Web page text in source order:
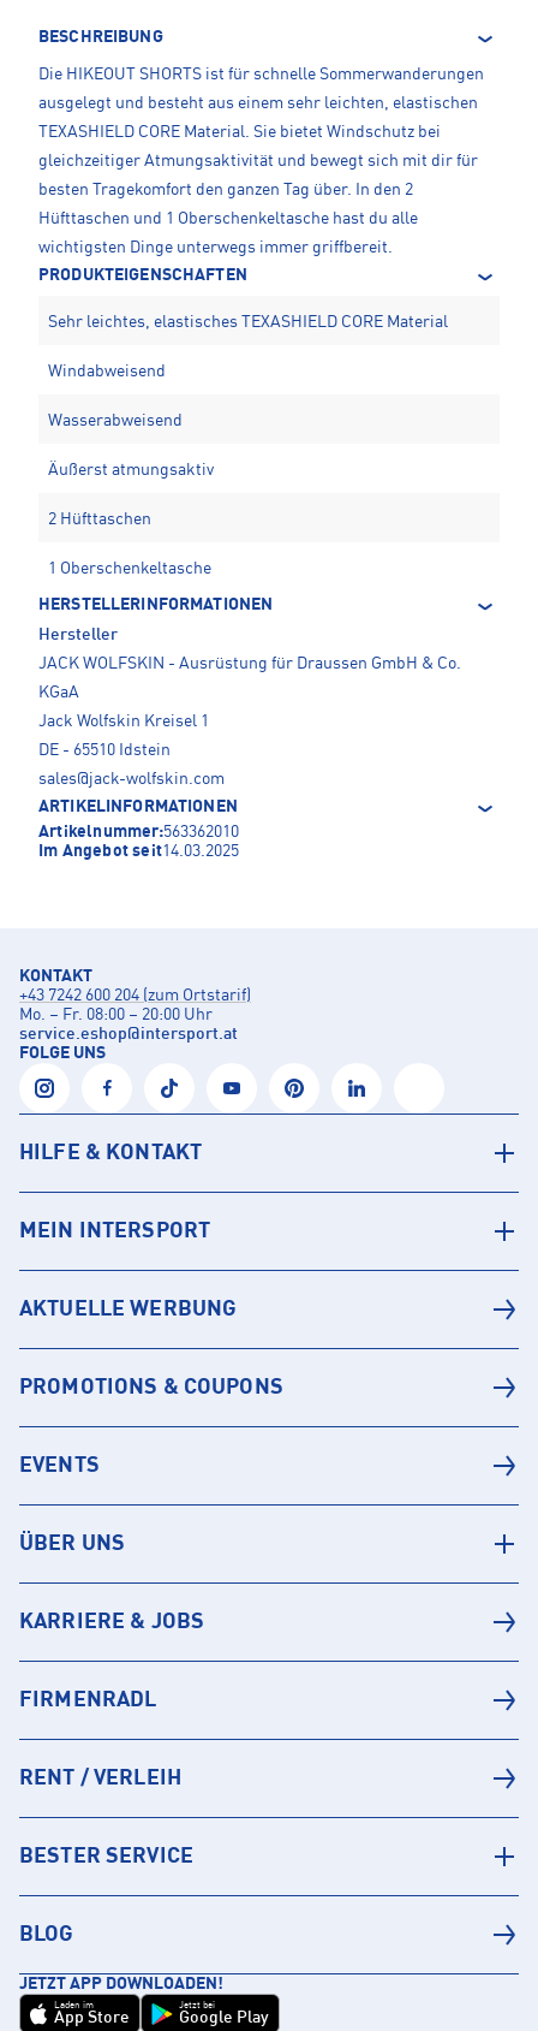
BESCHREIBUNG
Die HIKEOUT SHORTS ist für schnelle Sommerwanderungen
ausgelegt und besteht aus einem sehr leichten, elastischen
TEXASHIELD CORE Material. Sie bietet Windschutz bei
gleichzeitiger Atmungsaktivität und bewegt sich mit dir für
besten Tragekomfort den ganzen Tag über. In den 2
Hüfttaschen und 1 Oberschenkeltasche hast du alle
wichtigsten Dinge unterwegs immer griffbereit.
PRODUKTEIGENSCHAFTEN
Sehr leichtes, elastisches TEXASHIELD CORE Material
Windabweisend
Wasserabweisend
Äußerst atmungsaktiv
2 Hüfttaschen
1 Oberschenkeltasche
HERSTELLERINFORMATIONEN
Hersteller
JACK WOLFSKIN - Ausrüstung für Draussen GmbH & Co.
KGaA
Jack Wolfskin Kreisel 1
DE - 65510 Idstein
sales@jack-wolfskin.com
ARTIKELINFORMATIONEN
Artikelnummer:563362010
Im Angebot seit14.03.2025
KONTAKT
+43 7242 600 204 (zum Ortstarif)
Mo. – Fr. 08:00 – 20:00 Uhr
service.eshop@intersport.at
FOLGE UNS
HILFE & KONTAKT
MEIN INTERSPORT
AKTUELLE WERBUNG
PROMOTIONS & COUPONS
EVENTS
ÜBER UNS
KARRIERE & JOBS
FIRMENRADL
RENT / VERLEIH
BESTER SERVICE
BLOG
JETZT APP DOWNLOADEN!
Laden im
App Store
Jetzt bei
Google Play